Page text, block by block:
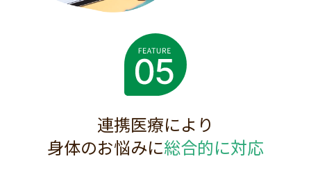
連携医療により
身体のお悩みに総合的に対応